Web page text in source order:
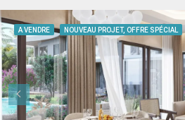
A VENDRE NOUVEAU PROJET, OFFRE SPÉCIAL